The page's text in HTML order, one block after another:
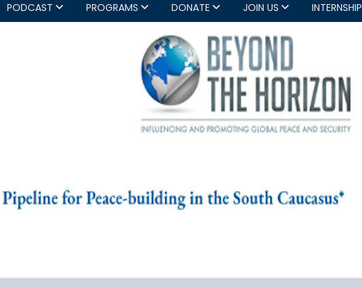
PODCAST PROGRAMS DONATE JOIN US INTERNSHIP